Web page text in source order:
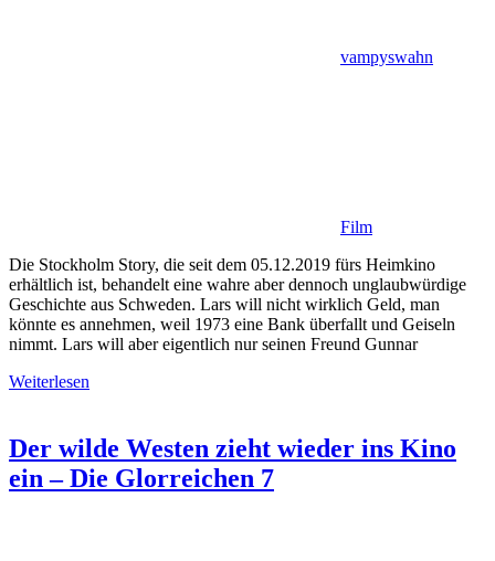
vampyswahn
Film
Die Stockholm Story, die seit dem 05.12.2019 fürs Heimkino
erhältlich ist, behandelt eine wahre aber dennoch unglaubwürdige
Geschichte aus Schweden. Lars will nicht wirklich Geld, man
könnte es annehmen, weil 1973 eine Bank überfallt und Geiseln
nimmt. Lars will aber eigentlich nur seinen Freund Gunnar
Weiterlesen
Der wilde Westen zieht wieder ins Kino
ein – Die Glorreichen 7